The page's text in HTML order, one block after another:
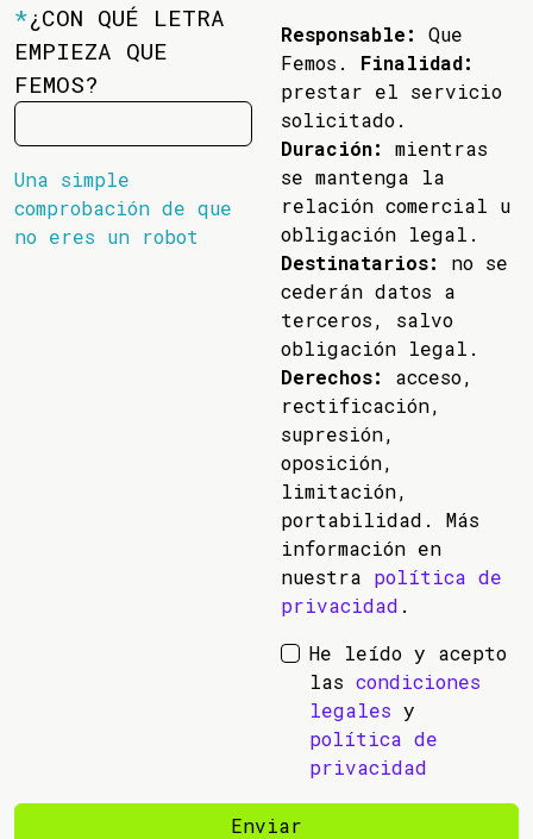
*¿CON QUÉ LETRA
EMPIEZA QUE
FEMOS?
Una simple
comprobación de que
no eres un robot
Responsable:
Que
Femos. Finalidad:
prestar el servicio
solicitado.
Duración:
mientras
se mantenga la
relación comercial u
obligación legal.
Destinatarios:
no se
cederán datos a
terceros, salvo
obligación legal.
Derechos:
acceso,
rectificación,
supresión,
oposición,
limitación,
portabilidad. Más
información en
nuestra política de
privacidad .
He leído y acepto
las condiciones
legales y
política de
privacidad
Enviar